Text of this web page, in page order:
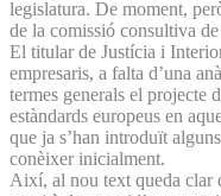
legislatura. De moment,
de la comissió consultiva
El titular de Justícia i
empresaris, a falta d’una
termes generals el projecte
estàndards europeus en
que ja s’han introduït
conèixer inicialment.
Així, al nou text queda clar